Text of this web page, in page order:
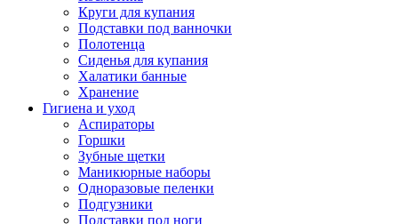
Круги для купания
Подставки под ванночки
Полотенца
Сиденья для купания
Халатики банные
Хранение
Гигиена и уход
Аспираторы
Горшки
Зубные щетки
Маникюрные наборы
Одноразовые пеленки
Подгузники
Подставки под ноги